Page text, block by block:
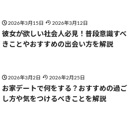
2026年3月15日 2026年3月12日
彼女が欲しい社会人必見！普段意識すべ
きことやおすすめの出会い方を解説
2026年3月2日 2026年2月25日
お家デートで何をする？おすすめの過ご
し方や気をつけるべきことを解説